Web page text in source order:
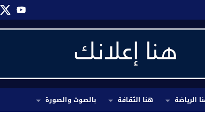
الرياضة هنا الثقافة
بالصوت والصورة